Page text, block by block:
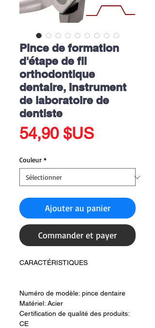
Pince de formation
d'étape de fil
orthodontique
dentaire, Instrument
de laboratoire de
dentiste
54,90 $USPrix
Couleur *
Ajouter au panier
Commander et payer
CARACTÉRISTIQUES
Numéro de modèle: pince dentaire
Matériel: Acier
Certification de qualité des produits:
CE